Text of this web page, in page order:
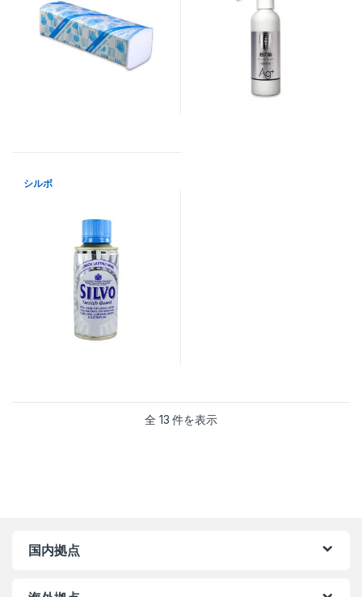
シルボ
全 13 件を表示
国内拠点